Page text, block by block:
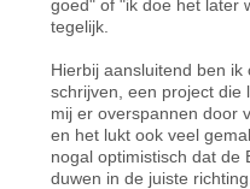
goed" of "ik doe het later
tegelijk.
Hierbij aansluitend ben
schrijven, een project die
mij er overspannen door
en het lukt ook veel
nogal optimistisch dat de
duwen in de juiste richting.